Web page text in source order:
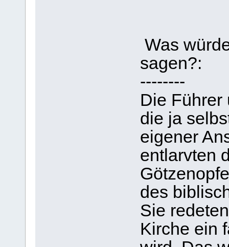
Was
sagen?:
--------
Die Führer
die ja
eigener
entlarvten
des
Sie
Kirche ein